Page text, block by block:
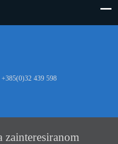
439 598
zainteresiranom